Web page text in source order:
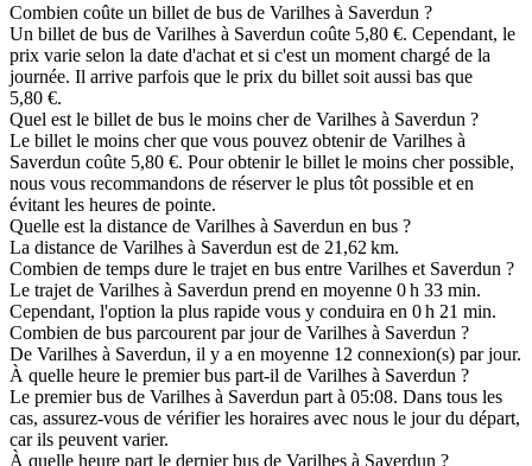
Combien coûte un billet de bus de Varilhes à Saverdun ?
Un billet de bus de Varilhes à Saverdun coûte 5,80 €. Cependant, le
prix varie selon la date d'achat et si c'est un moment chargé de la
journée. Il arrive parfois que le prix du billet soit aussi bas que
5,80 €.
Quel est le billet de bus le moins cher de Varilhes à Saverdun ?
Le billet le moins cher que vous pouvez obtenir de Varilhes à
Saverdun coûte 5,80 €. Pour obtenir le billet le moins cher possible,
nous vous recommandons de réserver le plus tôt possible et en
évitant les heures de pointe.
Quelle est la distance de Varilhes à Saverdun en bus ?
La distance de Varilhes à Saverdun est de 21,62 km.
Combien de temps dure le trajet en bus entre Varilhes et Saverdun ?
Le trajet de Varilhes à Saverdun prend en moyenne 0 h 33 min.
Cependant, l'option la plus rapide vous y conduira en 0 h 21 min.
Combien de bus parcourent par jour de Varilhes à Saverdun ?
De Varilhes à Saverdun, il y a en moyenne 12 connexion(s) par jour.
À quelle heure le premier bus part-il de Varilhes à Saverdun ?
Le premier bus de Varilhes à Saverdun part à 05:08. Dans tous les
cas, assurez-vous de vérifier les horaires avec nous le jour du départ,
car ils peuvent varier.
À quelle heure part le dernier bus de Varilhes à Saverdun ?